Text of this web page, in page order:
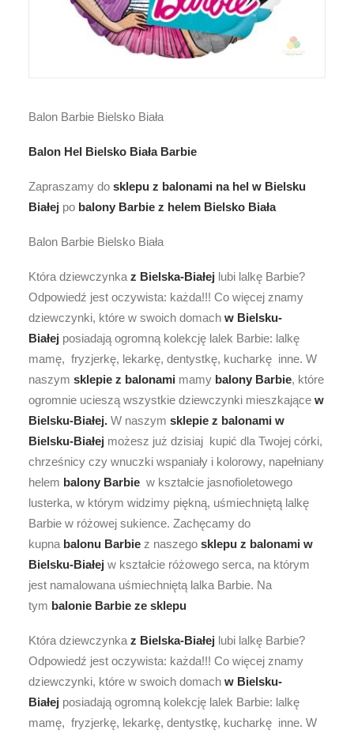
Balon Barbie Bielsko Biała
Balon Hel Bielsko Biała Barbie
Zapraszamy do sklepu z balonami na hel w Bielsku
Białej po balony Barbie z helem Bielsko Biała
Balon Barbie Bielsko Biała
Która dziewczynka z Bielska-Białej lubi lalkę Barbie?
Odpowiedź jest oczywista: każda!!! Co więcej znamy
dziewczynki, które w swoich domach w Bielsku-
Białej posiadają ogromną kolekcję lalek Barbie: lalkę
mamę, fryzjerkę, lekarkę, dentystkę, kucharkę inne. W
naszym sklepie z balonami mamy balony Barbie, które
ogromnie ucieszą wszystkie dziewczynki mieszkające w
Bielsku-Białej. W naszym sklepie z balonami w
Bielsku-Białej możesz już dzisiaj kupić dla Twojej córki,
chrześnicy czy wnuczki wspaniały i kolorowy, napełniany
helem balony Barbie w kształcie jasnofioletowego
lusterka, w którym widzimy piękną, uśmiechniętą lalkę
Barbie w różowej sukience. Zachęcamy do
kupna balonu Barbie z naszego sklepu z balonami w
Bielsku-Białej w kształcie różowego serca, na którym
jest namalowana uśmiechniętą lalka Barbie. Na
tym balonie Barbie ze sklepu
Która dziewczynka z Bielska-Białej lubi lalkę Barbie?
Odpowiedź jest oczywista: każda!!! Co więcej znamy
dziewczynki, które w swoich domach w Bielsku-
Białej posiadają ogromną kolekcję lalek Barbie: lalkę
mamę, fryzjerkę, lekarkę, dentystkę, kucharkę inne. W